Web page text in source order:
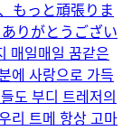
もっと頑張りま
りがとうござい
매일매일 꿈같은
에 사랑으로 가득
도 부디 트레저의
리 트메 항상 고마